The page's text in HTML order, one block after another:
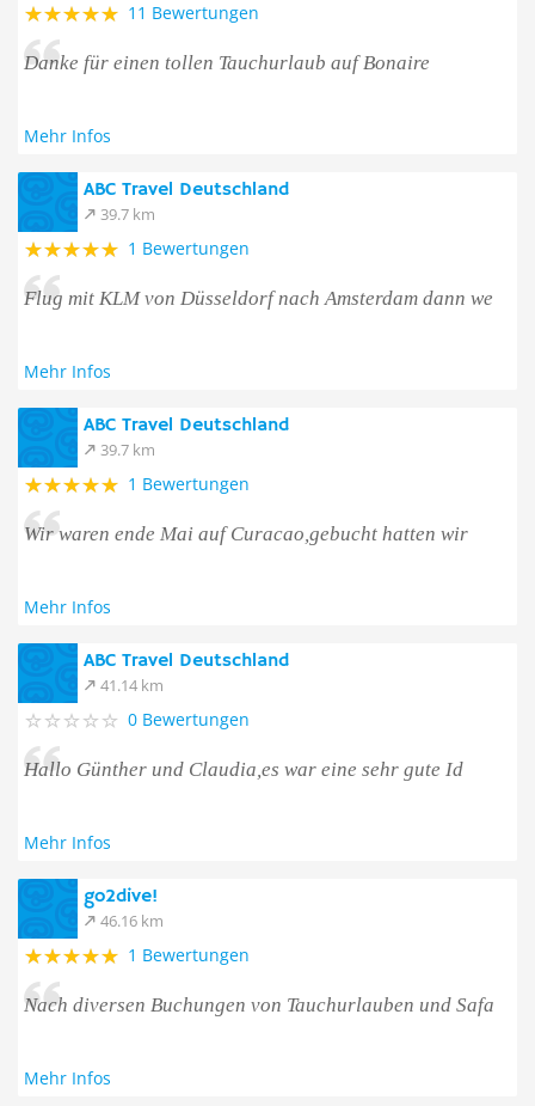
11 Bewertungen
Danke für einen tollen Tauchurlaub auf Bonaire
Mehr Infos
ABC Travel Deutschland
39.7 km
1 Bewertungen
Flug mit KLM von Düsseldorf nach Amsterdam dann we
Mehr Infos
ABC Travel Deutschland
39.7 km
1 Bewertungen
Wir waren ende Mai auf Curacao,gebucht hatten wir
Mehr Infos
ABC Travel Deutschland
41.14 km
0 Bewertungen
Hallo Günther und Claudia,es war eine sehr gute Id
Mehr Infos
go2dive!
46.16 km
1 Bewertungen
Nach diversen Buchungen von Tauchurlauben und Safa
Mehr Infos